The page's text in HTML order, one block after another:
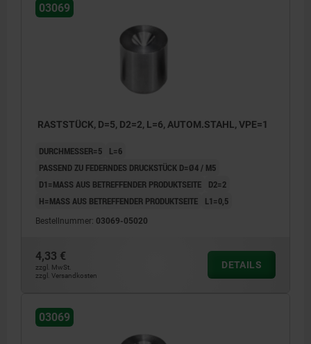
03069
RASTSTÜCK, D=5, D2=2, L=6, AUTOM.STAHL, VPE=1
DURCHMESSER=5
L=6
PASSEND ZU FEDERNDES DRUCKSTÜCK D=Ø4 / M5
D1=MASS AUS BETREFFENDER PRODUKTSEITE
D2=2
H=MASS AUS BETREFFENDER PRODUKTSEITE
L1=0,5
Bestellnummer: 03069-05020
4,33 €
zzgl. MwSt.
zzgl. Versandkosten
DETAILS
03069